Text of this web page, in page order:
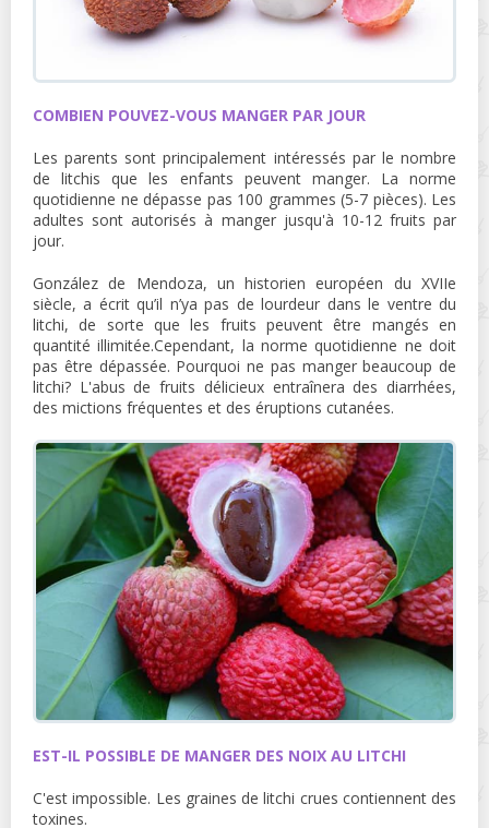
COMBIEN POUVEZ-VOUS MANGER PAR JOUR
Les parents sont principalement intéressés par le nombre
de litchis que les enfants peuvent manger. La norme
quotidienne ne dépasse pas 100 grammes (5-7 pièces). Les
adultes sont autorisés à manger jusqu'à 10-12 fruits par
jour.
González de Mendoza, un historien européen du XVIIe
siècle, a écrit qu’il n’ya pas de lourdeur dans le ventre du
litchi, de sorte que les fruits peuvent être mangés en
quantité illimitée.Cependant, la norme quotidienne ne doit
pas être dépassée. Pourquoi ne pas manger beaucoup de
litchi? L'abus de fruits délicieux entraînera des diarrhées,
des mictions fréquentes et des éruptions cutanées.
EST-IL POSSIBLE DE MANGER DES NOIX AU LITCHI
C'est impossible. Les graines de litchi crues contiennent des
toxines.